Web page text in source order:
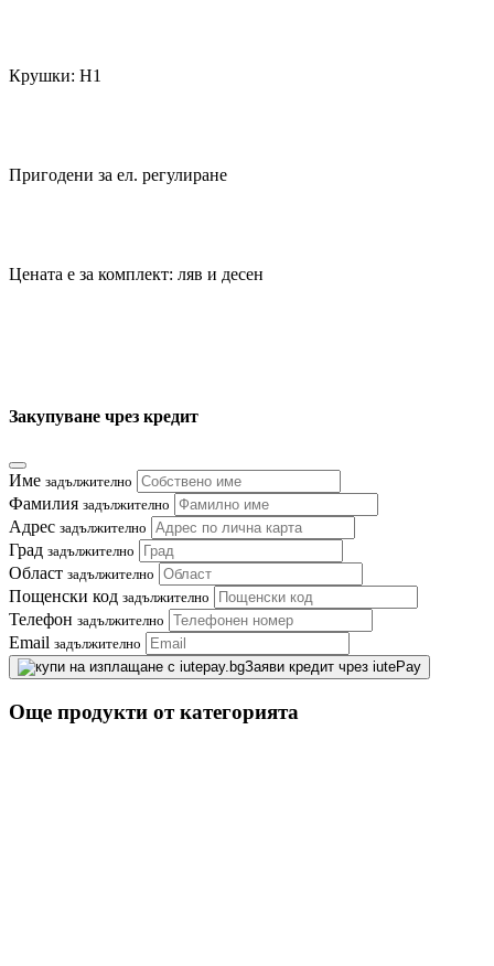
Крушки: Н1
Пригодени за ел. регулиране
Цената е за комплект: ляв и десен
Закупуване чрез кредит
Име задължително
Фамилия задължително
Адрес задължително
Град задължително
Област задължително
Пощенски код задължително
Телефон задължително
Email задължително
Заяви кредит чрез iutePay
Още продукти от категорията